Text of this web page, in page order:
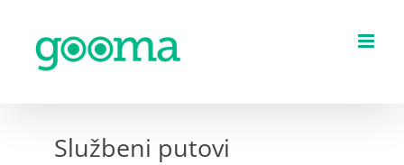
content
Službeni putovi